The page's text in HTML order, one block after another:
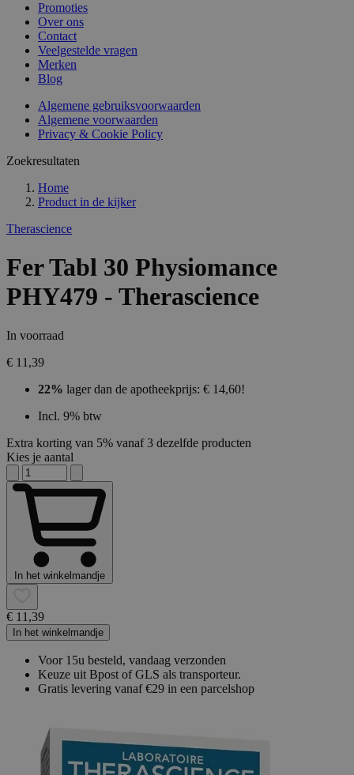
Promoties
Over ons
Contact
Veelgestelde vragen
Merken
Blog
Algemene gebruiksvoorwaarden
Algemene voorwaarden
Privacy & Cookie Policy
Zoekresultaten
Home
Product in de kijker
Therascience
Fer Tabl 30 Physiomance
PHY479 - Therascience
In voorraad
€ 11,39
22% lager dan de apotheekprijs: € 14,60!
Incl. 9% btw
Extra korting van 5% vanaf 3 dezelfde producten
Kies je aantal
In het winkelmandje
€ 11,39
In het winkelmandje
Voor 15u besteld, vandaag verzonden
Keuze uit Bpost of GLS als transporteur.
Gratis levering vanaf €29 in een parcelshop